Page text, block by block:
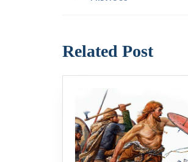
Related Post